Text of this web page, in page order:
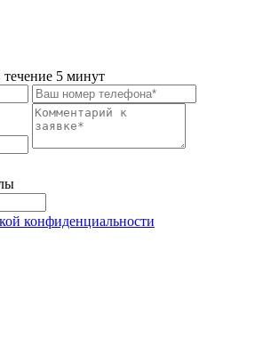
5 минут
конфиденциальности